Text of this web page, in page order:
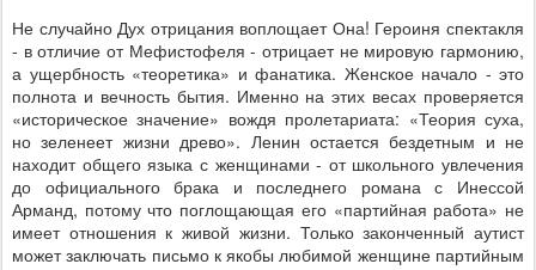
Не случайно Дух отрицания воплощает Она! Героиня спектакля
- в отличие от Мефистофеля - отрицает не мировую гармонию,
а ущербность «теоретика» и фанатика. Женское начало - это
полнота и вечность бытия. Именно на этих весах проверяется
«историческое значение» вождя пролетариата: «Теория суха,
но зеленеет жизни древо». Ленин остается бездетным и не
находит общего языка с женщинами - от школьного увлечения
до официального брака и последнего романа с Инессой
Арманд, потому что поглощающая его «партийная работа» не
имеет отношения к живой жизни. Только законченный аутист
может заключать письмо к якобы любимой женщине партийным